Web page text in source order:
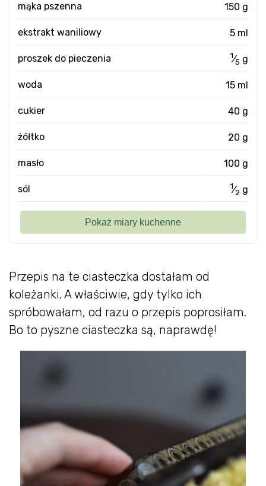
Przepis na te ciasteczka dostałam od
koleżanki. A właściwie, gdy tylko ich
spróbowałam, od razu o przepis poprosiłam.
Bo to pyszne ciasteczka są, naprawdę!
mąka pszenna 150 g
ekstrakt waniliowy 5 ml
proszek do pieczenia 1⁄5 g
woda 15 ml
cukier 40 g
żółtko 20 g
masło 100 g
sól 1⁄2 g